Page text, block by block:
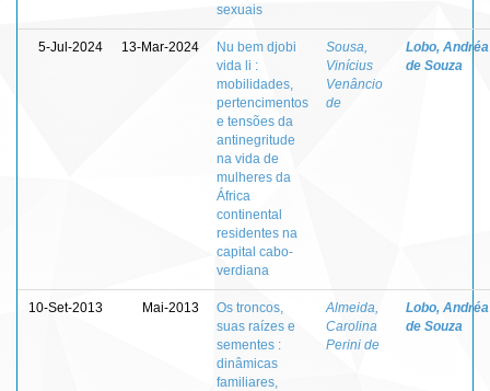
sexuais
5-Jul-2024 13-Mar-2024
Nu bem djobi
vida li :
mobilidades,
pertencimentos
e tensões da
antinegritude
na vida de
mulheres da
África
continental
residentes na
capital cabo-
verdiana
Sousa,
Vinícius
Venâncio
de
Lobo, Andréa
de Souza
10-Set-2013 Mai-2013
Os troncos,
suas raízes e
sementes :
dinâmicas
familiares,
Almeida,
Carolina
Perini de
Lobo, Andréa
de Souza